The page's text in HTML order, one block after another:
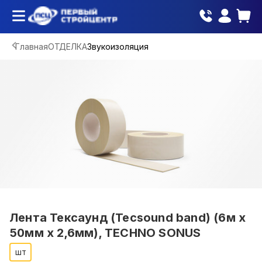
ГлавнаяОТДЕЛКАЗвукоизоляция
Лента Тексаунд (Tecsound band) (6м x
50мм x 2,6мм), TECHNO SONUS
шт